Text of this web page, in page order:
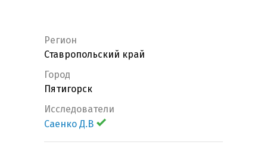
Регион
Ставропольский край
Город
Пятигорск
Исследователи
Саенко Д.В